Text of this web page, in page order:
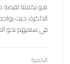
هو تكملة لقصة
الذاكرة، حيث
في سعيهم نحو
الكمية